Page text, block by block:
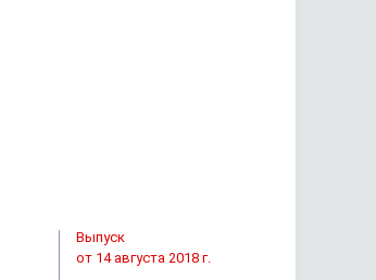
Выпуск
от 14 августа 2018 г.